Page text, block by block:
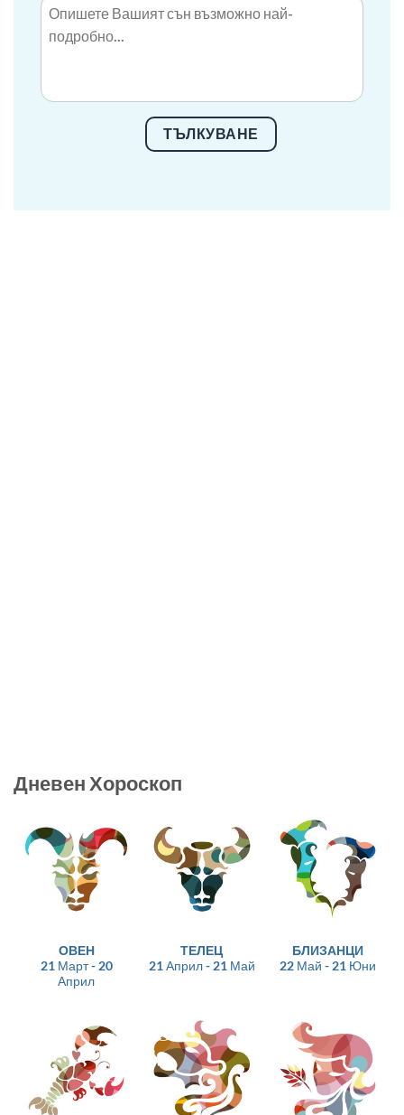
ТЪЛКУВАНЕ
Дневен Хороскоп
ОВЕН
21 Март - 20
Април
ТЕЛЕЦ
21 Април - 21 Май
БЛИЗАНЦИ
22 Май - 21 Юни